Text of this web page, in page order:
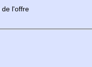
de l'offre